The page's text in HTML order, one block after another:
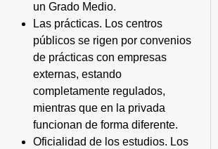
un Grado Medio.
Las prácticas. Los centros
públicos se rigen por convenios
de prácticas con empresas
externas, estando
completamente regulados,
mientras que en la privada
funcionan de forma diferente.
Oficialidad de los estudios. Los